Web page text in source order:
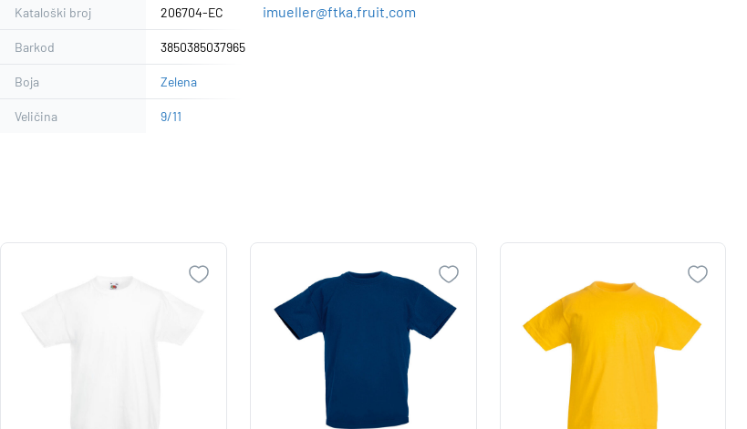
Kataloški broj 206704-EC
Barkod 3850385037965
Boja Zelena
Veličina 9/11
imueller@ftka.fruit.com